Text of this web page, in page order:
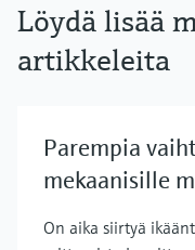
Löydä lisää
artikkeleita
Parempia
mekaanisille
On aika siirtyä